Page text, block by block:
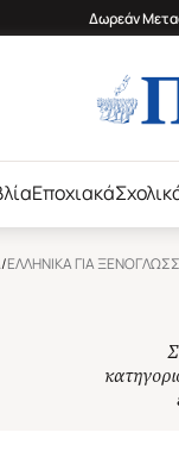
Δωρεάν
Εποχιακά
/ΕΛΛΗΝΙΚΑ ΓΙΑ